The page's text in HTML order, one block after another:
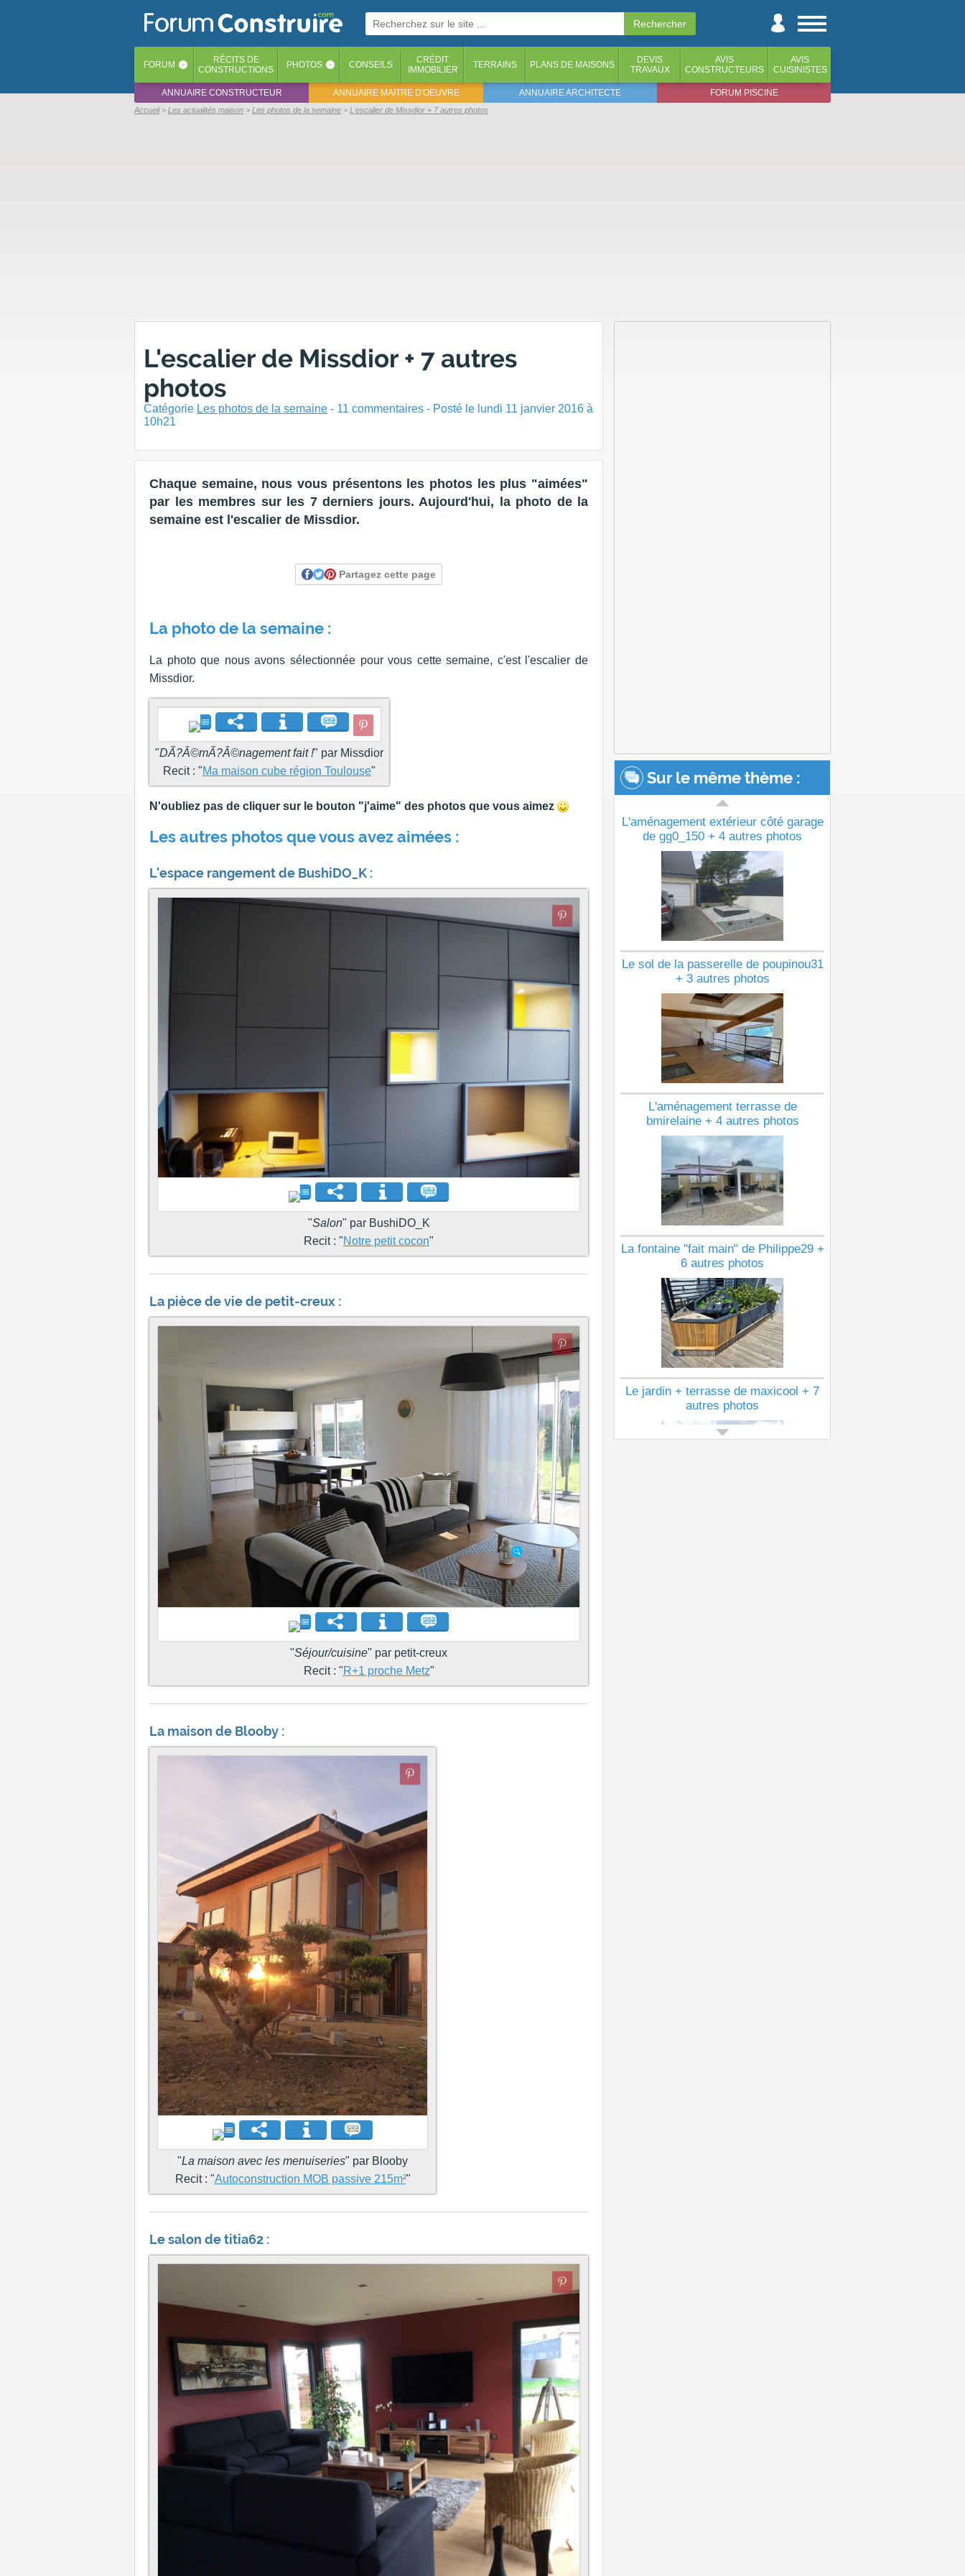
FORUM ‹ RÉCITS DE
CONSTRUCTIONS
PHOTOS ‹ CONSEILS
CRÉDIT
IMMOBILIER
TERRAINS PLANS DE MAISONS
DEVIS
TRAVAUX
AVIS
CONSTRUCTEURS
AVIS
CUISINISTES
ANNUAIRE CONSTRUCTEUR ANNUAIRE MAITRE D'OEUVRE ANNUAIRE ARCHITECTE FORUM PISCINE
Accueil Les actualités maison Les photos de la semaine L'escalier de Missdior + 7 autres photos
L'escalier de Missdior + 7 autres
photos
Catégorie Les photos de la semaine - 11 commentaires - Posté le lundi 11 janvier 2016 à
10h21
Chaque semaine, nous vous présentons les photos les plus "aimées"
par les membres sur les 7 derniers jours. Aujourd'hui, la photo de la
semaine est l'escalier de Missdior.
Partagez cette page
La photo de la semaine :
La photo que nous avons sélectionnée pour vous cette semaine, c'est l'escalier de
Missdior.
"DÃ?Â©mÃ?Â©nagement fait !" par Missdior
Recit : "Ma maison cube région Toulouse"
N'oubliez pas de cliquer sur le bouton "j'aime" des photos que vous aimez
Les autres photos que vous avez aimées :
L'espace rangement de BushiDO_K :
"Salon" par BushiDO_K
Recit : "Notre petit cocon"
La pièce de vie de petit-creux :
"Séjour/cuisine" par petit-creux
Recit : "R+1 proche Metz"
La maison de Blooby :
"La maison avec les menuiseries" par Blooby
Recit : "Autoconstruction MOB passive 215m²"
Le salon de titia62 :
Sur le même thème :
L'aménagement extérieur côté garage
de gg0_150 + 4 autres photos
Le sol de la passerelle de poupinou31
+ 3 autres photos
L'aménagement terrasse de
bmirelaine + 4 autres photos
La fontaine "fait main" de Philippe29 +
6 autres photos
Le jardin + terrasse de maxicool + 7
autres photos